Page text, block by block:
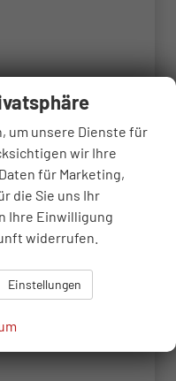
um unsere Dienste für
wir Ihre
für Marketing,
die Sie uns Ihr
Ihre Einwilligung
widerrufen.
Einstellungen